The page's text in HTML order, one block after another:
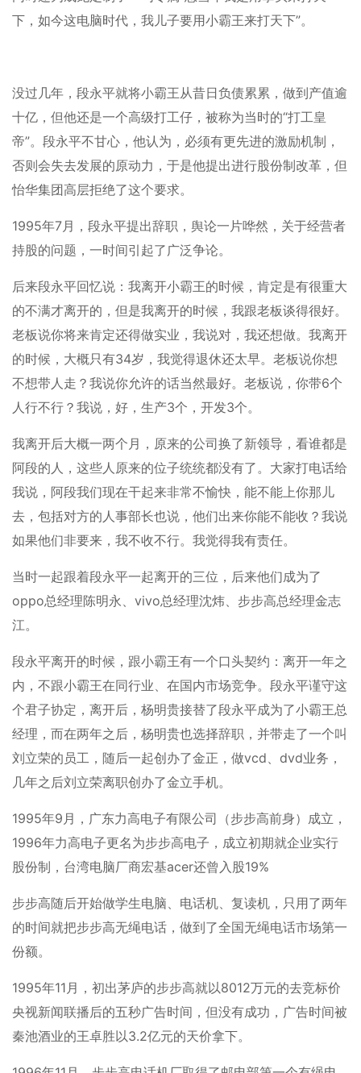
下，如今这电脑时代，我儿子要用小霸王来打天下”。
没过几年，段永平就将小霸王从昔日负债累累，做到产值逾
十亿，但他还是一个高级打工仔，被称为当时的“打工皇
帝”。段永平不甘心，他认为，必须有更先进的激励机制，
否则会失去发展的原动力，于是他提出进行股份制改革，但
怡华集团高层拒绝了这个要求。
1995年7月，段永平提出辞职，舆论一片哗然，关于经营者
持股的问题，一时间引起了广泛争论。
后来段永平回忆说：我离开小霸王的时候，肯定是有很重大
的不满才离开的，但是我离开的时候，我跟老板谈得很好。
老板说你将来肯定还得做实业，我说对，我还想做。我离开
的时候，大概只有34岁，我觉得退休还太早。老板说你想
不想带人走？我说你允许的话当然最好。老板说，你带6个
人行不行？我说，好，生产3个，开发3个。
我离开后大概一两个月，原来的公司换了新领导，看谁都是
阿段的人，这些人原来的位子统统都没有了。大家打电话给
我说，阿段我们现在干起来非常不愉快，能不能上你那儿
去，包括对方的人事部长也说，他们出来你能不能收？我说
如果他们非要来，我不收不行。我觉得我有责任。
当时一起跟着段永平一起离开的三位，后来他们成为了
oppo总经理陈明永、vivo总经理沈炜、步步高总经理金志
江。
段永平离开的时候，跟小霸王有一个口头契约：离开一年之
内，不跟小霸王在同行业、在国内市场竞争。段永平谨守这
个君子协定，离开后，杨明贵接替了段永平成为了小霸王总
经理，而在两年之后，杨明贵也选择辞职，并带走了一个叫
刘立荣的员工，随后一起创办了金正，做vcd、dvd业务，
几年之后刘立荣离职创办了金立手机。
1995年9月，广东力高电子有限公司（步步高前身）成立，
1996年力高电子更名为步步高电子，成立初期就企业实行
股份制，台湾电脑厂商宏基acer还曾入股19%
步步高随后开始做学生电脑、电话机、复读机，只用了两年
的时间就把步步高无绳电话，做到了全国无绳电话市场第一
份额。
1995年11月，初出茅庐的步步高就以8012万元的去竞标价
央视新闻联播后的五秒广告时间，但没有成功，广告时间被
秦池酒业的王卓胜以3.2亿元的天价拿下。